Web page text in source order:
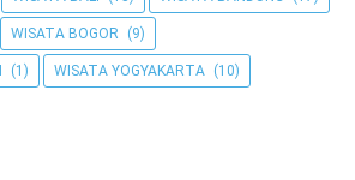
WISATA BOGOR (9)
(1) WISATA YOGYAKARTA (10)